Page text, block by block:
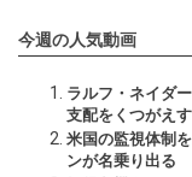
今週の人気動画
ラルフ・ネイダ
支配をくつがえす
米国の監視体制
ンが名乗り出る